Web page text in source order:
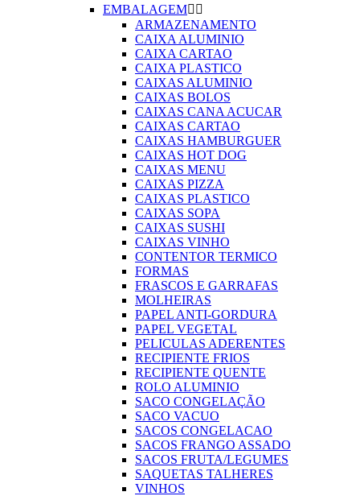
EMBALAGEM 
ARMAZENAMENTO
CAIXA ALUMINIO
CAIXA CARTAO
CAIXA PLASTICO
CAIXAS ALUMINIO
CAIXAS BOLOS
CAIXAS CANA ACUCAR
CAIXAS CARTAO
CAIXAS HAMBURGUER
CAIXAS HOT DOG
CAIXAS MENU
CAIXAS PIZZA
CAIXAS PLASTICO
CAIXAS SOPA
CAIXAS SUSHI
CAIXAS VINHO
CONTENTOR TERMICO
FORMAS
FRASCOS E GARRAFAS
MOLHEIRAS
PAPEL ANTI-GORDURA
PAPEL VEGETAL
PELICULAS ADERENTES
RECIPIENTE FRIOS
RECIPIENTE QUENTE
ROLO ALUMINIO
SACO CONGELAÇÃO
SACO VACUO
SACOS CONGELACAO
SACOS FRANGO ASSADO
SACOS FRUTA/LEGUMES
SAQUETAS TALHERES
VINHOS